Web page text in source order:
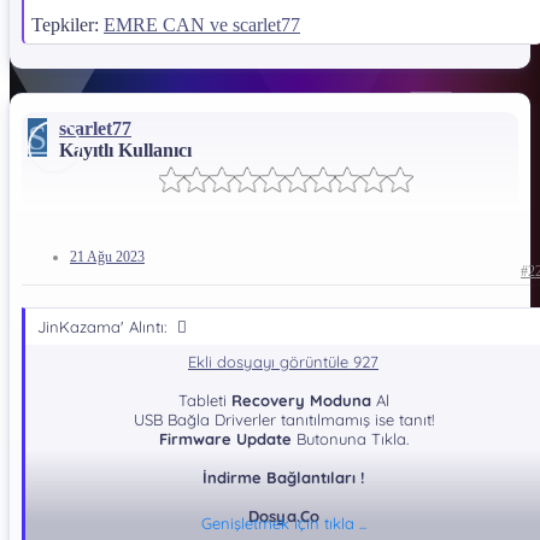
Tepkiler: EMRE CAN ve scarlet77
S scarlet77
Kayıtlı Kullanıcı
21 Ağu 2023
JinKazama' Alıntı:
Ekli dosyayı görüntüle 927
Tableti Recovery ModunaAl
USB Bağla Driverler tanıtılmamış ise tanıt!
Firmware Update Butonuna Tıkla.
İndirme Bağlantıları !
Dosya.Co
Genişletmek için tıkla ...